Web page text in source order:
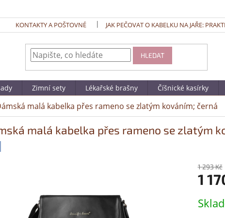
KONTAKTY A POŠTOVNÉ JAK PEČOVAT O KABELKU NA JAŘE:
HLEDAT
Zimní sety Lékařské brašny Číšnické kasírky
malá kabelka přes rameno se zlatým kováním; černá
malá kabelka přes rameno se zlatým
1 293 Kč
1
cena: